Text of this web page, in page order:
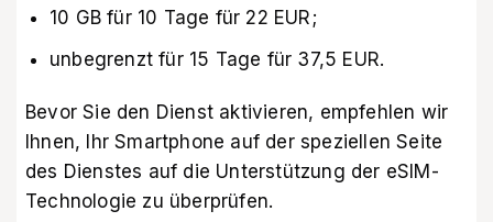
10 GB für 10 Tage für 22 EUR;
unbegrenzt für 15 Tage für 37,5 EUR.
Bevor Sie den Dienst aktivieren, empfehlen wir
Ihnen, Ihr Smartphone auf der speziellen Seite
des Dienstes auf die Unterstützung der eSIM-
Technologie zu überprüfen.